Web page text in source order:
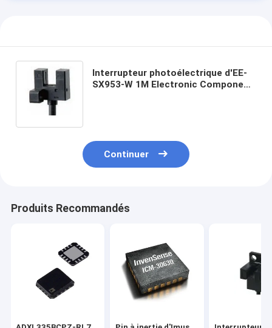
Interrupteur photoélectrique d'EE-
SX953-W 1M Electronic Component
Continuer
Produits Recommandés